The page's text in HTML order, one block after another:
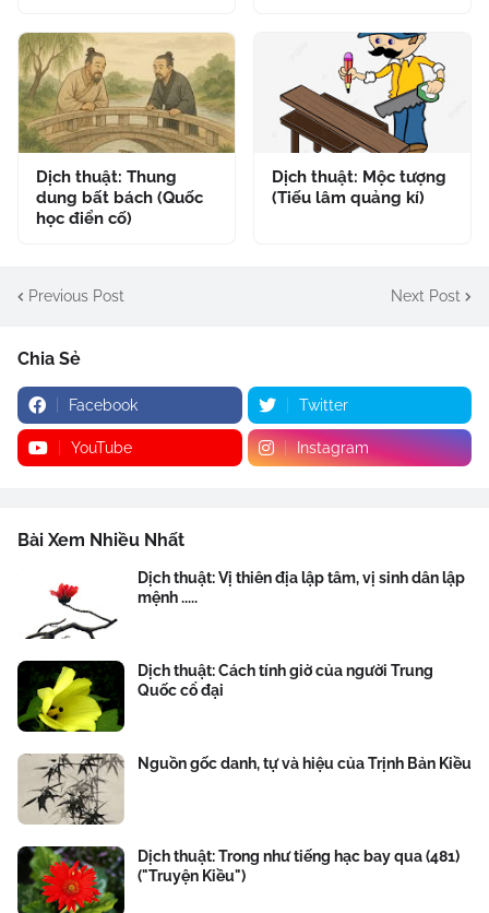
Dịch thuật: Thung
dung bất bách (Quốc
học điển cố)
Dịch thuật: Mộc tượng
(Tiếu lâm quảng kí)
Previous Post Next Post
Chia Sẻ
Facebook Twitter
YouTube Instagram
Bài Xem Nhiều Nhất
Dịch thuật: Vị thiên địa lập tâm, vị sinh dân lập
mệnh .....
Dịch thuật: Cách tính giờ của người Trung
Quốc cổ đại
Nguồn gốc danh, tự và hiệu của Trịnh Bản Kiều
Dịch thuật: Trong như tiếng hạc bay qua (481)
("Truyện Kiều")